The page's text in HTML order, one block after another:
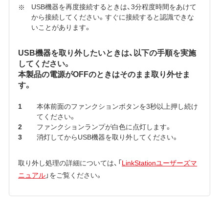
USB機器を再度接続するときは、3分程度時間をあけて
から接続してください。すぐに接続すると認識できな
いことがあります。
USB機器を取り外したいときは、以下の手順を実施
してください。
本製品の電源がOFFのときはそのまま取り外せま
す。
本体前面のファンクションボタンを3秒以上押し続け
てください。
ファンクションランプが白色に点灯します。
消灯してからUSB機器を取り外してください。
取り外し処理の詳細については、「LinkStationユーザーズマ
ニュアル」をご覧ください。